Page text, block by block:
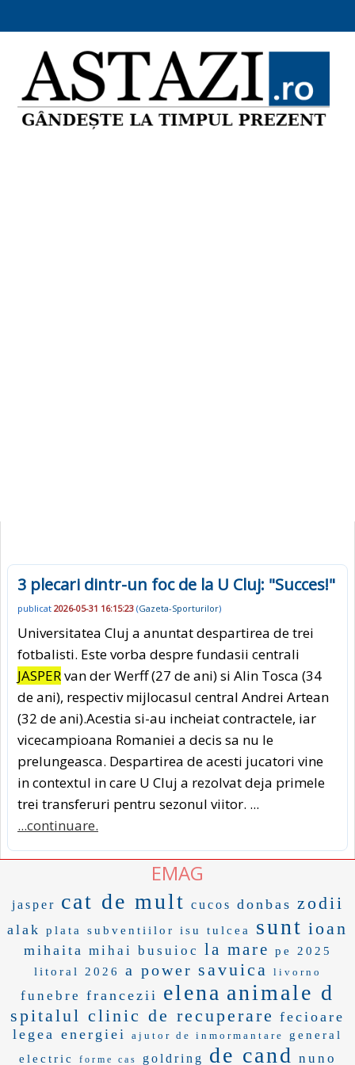
3 plecari dintr-un foc de la U Cluj: "Succes!"
publicat 2026-05-31 16:15:23 (Gazeta-Sporturilor)
Universitatea Cluj a anuntat despartirea de trei
fotbalisti. Este vorba despre fundasii centrali
JASPERvan der Werff (27 de ani) si Alin Tosca (34
de ani), respectiv mijlocasul central Andrei Artean
(32 de ani).Acestia si-au incheiat contractele, iar
vicecampioana Romaniei a decis sa nu le
prelungeasca. Despartirea de acesti jucatori vine
in contextul in care U Cluj a rezolvat deja primele
trei transferuri pentru sezonul viitor. ...
...continuare.
EMAG
jasper cat de mult cucos donbas zodii
alak plata subventiilor isu tulcea sunt ioan
mihaita mihai busuioc la mare
pe 2025
litoral 2026
a power savuica livorno
funebre francezii elena animale d
spitalul clinic de recuperare fecioare
legea energiei
ajutor de inmormantare
general
electric
forme cas goldring de cand nuno